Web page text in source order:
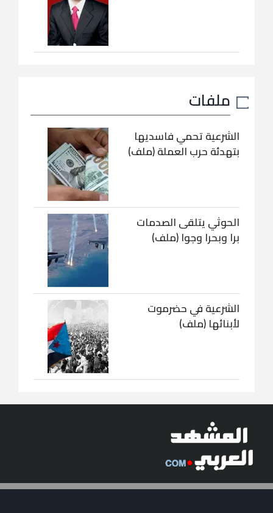
ملفات
الشرعية تحمي فاسديها
بتهدئة حرب العملة (ملف)
الحوثي يتلقى الصدمات
برا وبحرا وجوا (ملف)
الشرعية في حضرموت
لأبنائها (ملف)